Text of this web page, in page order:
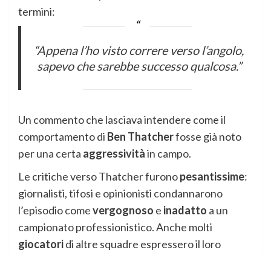
termini:
“Appena l’ho visto correre verso l’angolo,
sapevo che sarebbe successo qualcosa.”
Un commento che lasciava intendere come il
comportamento di Ben Thatcherfosse già noto
per una certa aggressivitàin campo.
Le critiche verso Thatcher furonopesantissime:
giornalisti, tifosi e opinionisti condannarono
l’episodio comevergognoso e inadatto a un
campionato professionistico. Anche molti
giocatoridi altre squadre espressero il loro